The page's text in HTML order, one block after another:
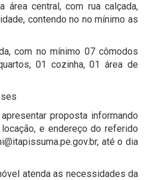
área central, com rua calçada,
contendo no no mínimo as
com no mínimo 07 cômodos
01 cozinha, 01 área de
proposta informando
e endereço do referido
até o dia
atenda as necessidades da